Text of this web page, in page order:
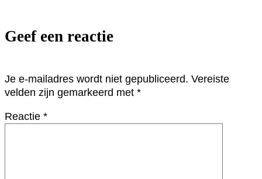
Geef een reactie
Je e-mailadres wordt niet gepubliceerd. Vereiste
velden zijn gemarkeerd met *
Reactie *